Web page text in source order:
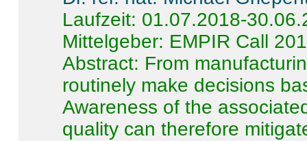
Laufzeit: 01.07.2018-
Mittelgeber: EMPIR Call
Abstract: From
routinely make decisions
Awareness of the
quality can therefore